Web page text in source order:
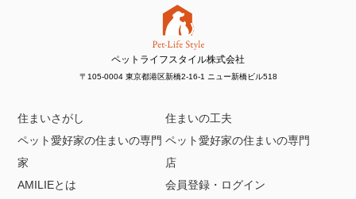
ペットライフスタイル株式会社
〒105-0004 東京都港区新橋2-16-1 ニュー新橋ビル518
住まいさがし
住まいの工夫
ペット愛好家の住まいの専門
家
ペット愛好家の住まいの専門
店
AMILIEとは
会員登録・ログイン